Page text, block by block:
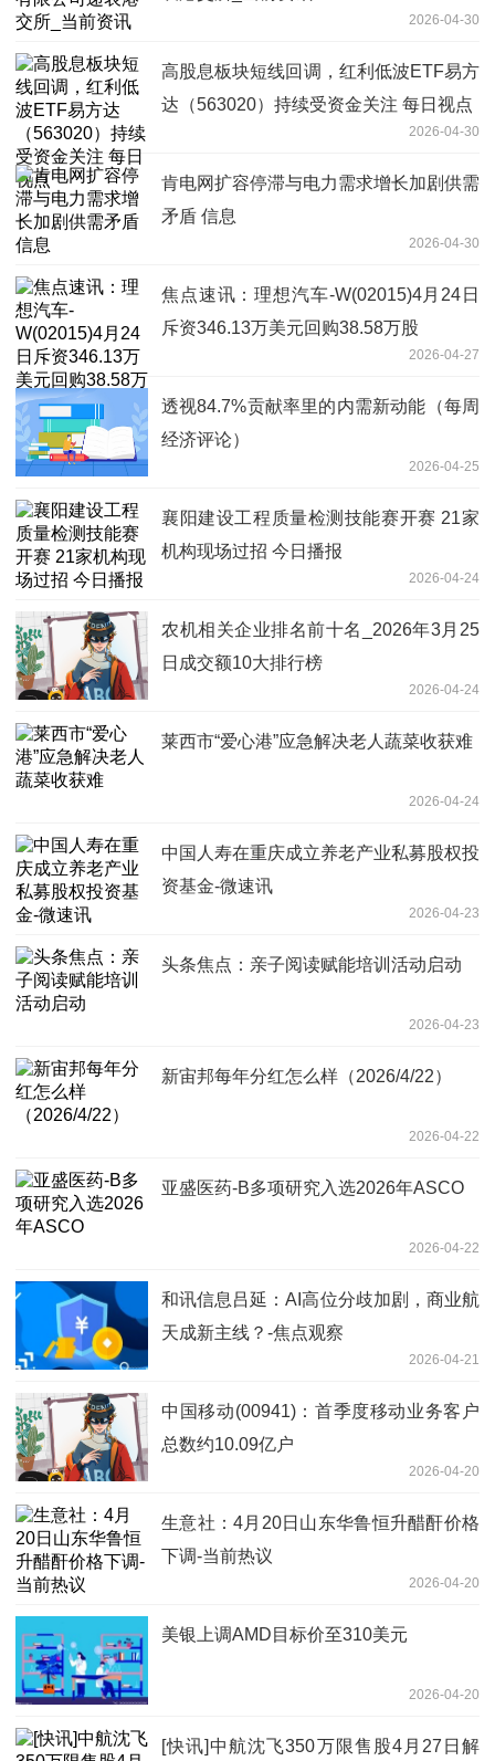
2026-04-30
高股息板块短线回调，红利低波ETF易方
达（563020）持续受资金关注 每日视点
2026-04-30
肯电网扩容停滞与电力需求增长加剧供需
矛盾 信息
2026-04-30
焦点速讯：理想汽车-W(02015)4月24日
斥资346.13万美元回购38.58万股
2026-04-27
透视84.7%贡献率里的内需新动能（每周
经济评论）
2026-04-25
襄阳建设工程质量检测技能赛开赛 21家
机构现场过招 今日播报
2026-04-24
农机相关企业排名前十名_2026年3月25
日成交额10大排行榜
2026-04-24
莱西市“爱心港”应急解决老人蔬菜收获难
2026-04-24
中国人寿在重庆成立养老产业私募股权投
资基金-微速讯
2026-04-23
头条焦点：亲子阅读赋能培训活动启动
2026-04-23
新宙邦每年分红怎么样（2026/4/22）
2026-04-22
亚盛医药-B多项研究入选2026年ASCO
2026-04-22
和讯信息吕延：AI高位分歧加剧，商业航
天成新主线？-焦点观察
2026-04-21
中国移动(00941)：首季度移动业务客户
总数约10.09亿户
2026-04-20
生意社：4月20日山东华鲁恒升醋酐价格
下调-当前热议
2026-04-20
美银上调AMD目标价至310美元
2026-04-20
[快讯]中航沈飞350万限售股4月27日解